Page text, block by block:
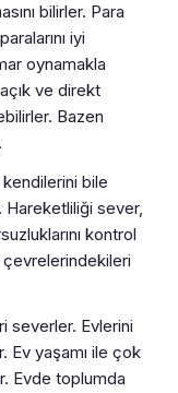
bilirler. Para
iyi
oynamakla
ve direkt
Bazen
kendilerini bile
Hareketliliği sever,
kontrol
çevrelerindekileri
severler. Evlerini
yaşamı ile çok
Evde toplumda